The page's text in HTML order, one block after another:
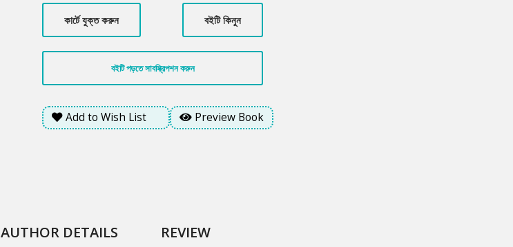
বইটি পড়ে আনন্দ পাবেন।
কার্টে যুক্ত করুন বইটি কিনুন
বইটি পড়তে সাবস্ক্রিপশন করুন
Add to Wish List Preview Book
AUTHOR DETAILS REVIEW